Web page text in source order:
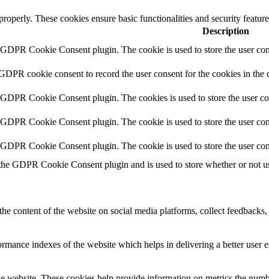
These cookies ensure basic functionalities and security
Description
Cookie Consent plugin. The cookie is used to store the user
cookie consent to record the user consent for the cookies in
Cookie Consent plugin. The cookies is used to store the user
Cookie Consent plugin. The cookie is used to store the user
Cookie Consent plugin. The cookie is used to store the user
GDPR Cookie Consent plugin and is used to store whether or not
content of the website on social media platforms, collect
indexes of the website which helps in delivering a better user